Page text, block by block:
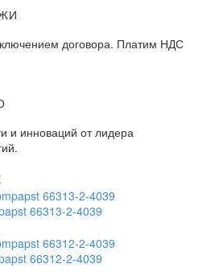
договора. Платим НДС
и инноваций от лидера
66313-2-4039
66312-2-4039